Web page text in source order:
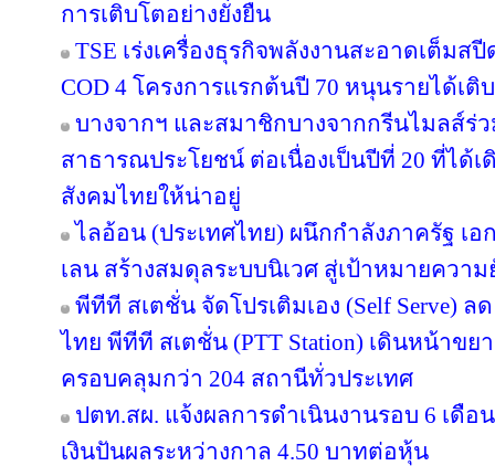
การเติบโตอย่างยั่งยืน
TSE เร่งเครื่องธุรกิจพลังงานสะอาดเต็มส
COD 4 โครงการแรกต้นปี 70 หนุนรายได้เติ
บางจากฯ และสมาชิกบางจากกรีนไมลส์ร่
สาธารณประโยชน์ ต่อเนื่องเป็นปีที่ 20 ที่ได้เ
สังคมไทยให้น่าอยู่
ไลอ้อน (ประเทศไทย) ผนึกกำลังภาครัฐ
เลน สร้างสมดุลระบบนิเวศ สู่เป้าหมายความ
พีทีที สเตชั่น จัดโปรเติมเอง (Self Serve)
ไทย พีทีที สเตชั่น (PTT Station) เดินหน้าขยา
ครอบคลุมกว่า 204 สถานีทั่วประเทศ
ปตท.สผ. แจ้งผลการดำเนินงานรอบ 6 เดือ
เงินปันผลระหว่างกาล 4.50 บาทต่อหุ้น